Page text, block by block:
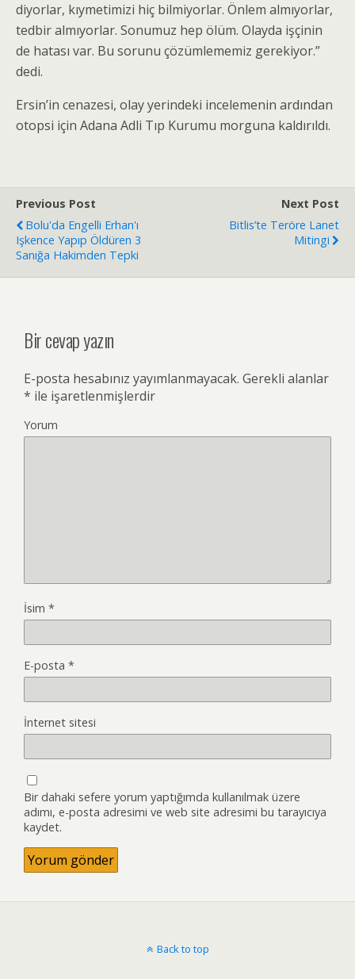
diyorlar, kıymetimizi hiç bilmiyorlar. Önlem almıyorlar,
tedbir almıyorlar. Sonumuz hep ölüm. Olayda işçinin
de hatası var. Bu sorunu çözümlememiz gerekiyor.”
dedi.
Ersin’in cenazesi, olay yerindeki incelemenin ardından
otopsi için Adana Adli Tıp Kurumu morguna kaldırıldı.
Previous Post
Bolu'da Engelli Erhan'ı
Işkence Yapıp Öldüren 3
Sanığa Hakimden Tepki
Next Post
Bitlis’te Teröre Lanet
Mitingi
Bir cevap yazın
E-posta hesabınız yayımlanmayacak. Gerekli alanlar
* ile işaretlenmişlerdir
Yorum
İsim *
E-posta *
İnternet sitesi
Bir dahaki sefere yorum yaptığımda kullanılmak üzere
adımı, e-posta adresimi ve web site adresimi bu tarayıcıya
kaydet.
Back to top